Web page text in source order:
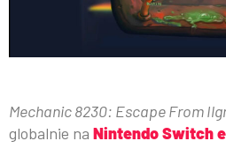
Mechanic 8230: Escape From
globalnie na Nintendo Switch